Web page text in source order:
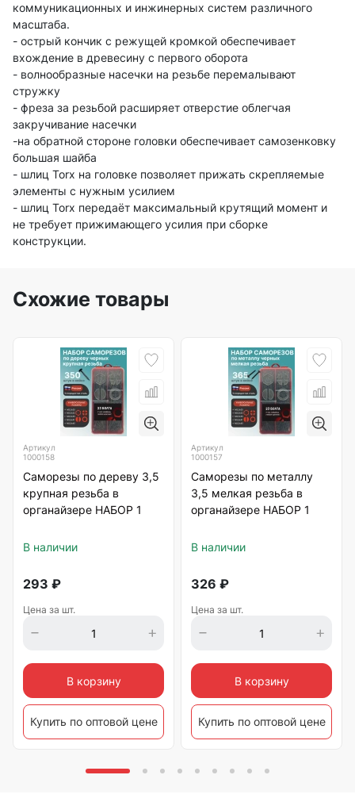
коммуникационных и инжинерных систем различного
масштаба.
- острый кончик с режущей кромкой обеспечивает
вхождение в древесину с первого оборота
- волнообразные насечки на резьбе перемалывают
стружку
- фреза за резьбой расширяет отверстие облегчая
закручивание насечки
-на обратной стороне головки обеспечивает самозенковку
большая шайба
- шлиц Torx на головке позволяет прижать скрепляемые
элементы с нужным усилием
- шлиц Torx передаёт максимальный крутящий момент и
не требует прижимающего усилия при сборке
конструкции.
Схожие товары
Артикул
1000158
Саморезы по дереву 3,5
крупная резьба в
органайзере НАБОР 1
В наличии
293 ₽
Цена за шт.
В корзину
Купить по оптовой цене
Артикул
1000157
Саморезы по металлу
3,5 мелкая резьба в
органайзере НАБОР 1
В наличии
326 ₽
Цена за шт.
В корзину
Купить по оптовой цене